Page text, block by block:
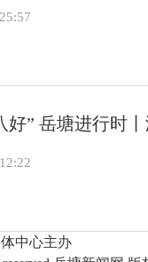
好” 岳塘进行时
中心主办